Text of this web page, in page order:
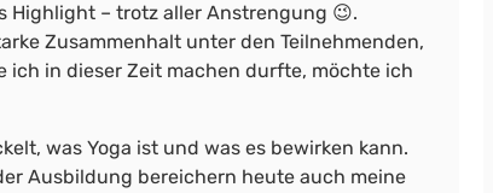
Highlight – trotz aller Anstrengung 😉.
Zusammenhalt unter den Teilnehmenden,
ich in dieser Zeit machen durfte, möchte ich
was Yoga ist und was es bewirken kann.
Ausbildung bereichern heute auch meine